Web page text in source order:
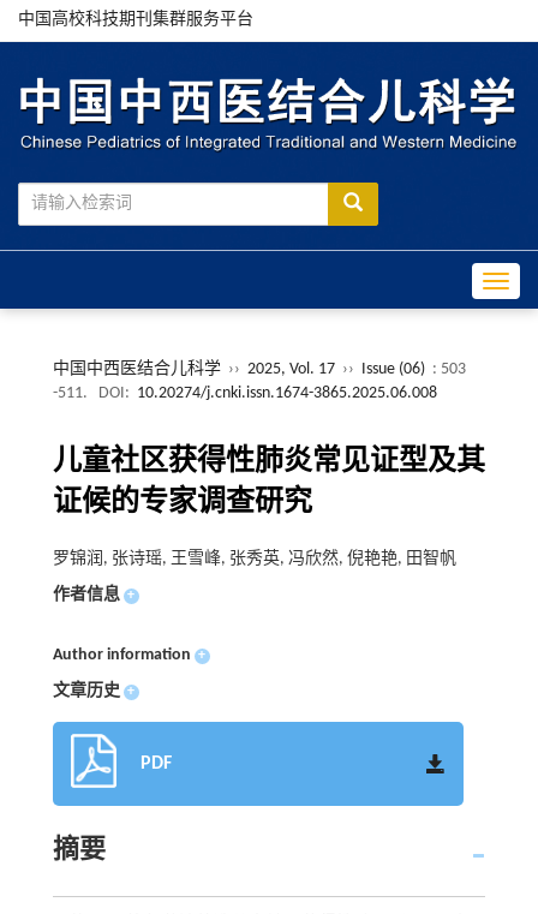
中国高校科技期刊集群服务平台
中国中西医结合儿科学 ›› 2025, Vol. 17 ›› Issue (06) : 503
-511.
DOI: 10.20274/j.cnki.issn.1674-3865.2025.06.008
儿童社区获得性肺炎常见证型及其
证候的专家调查研究
罗锦润, 张诗瑶, 王雪峰, 张秀英, 冯欣然, 倪艳艳, 田智帆
作者信息 +
Author information +
文章历史 +
PDF
摘要